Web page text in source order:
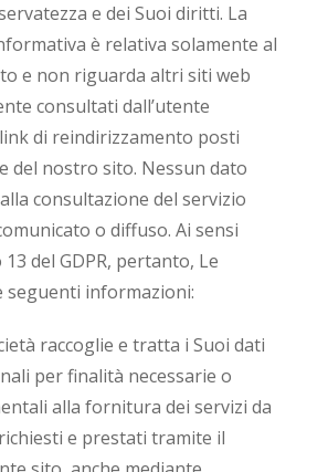
e dei Suoi diritti. La
è relativa solamente al
e non riguarda altri siti web
consultati dall’utente
di reindirizzamento posti
del nostro sito. Nessun dato
consultazione del servizio
o diffuso. Ai sensi
13 del GDPR, pertanto, Le
seguenti informazioni:
raccoglie e tratta i Suoi dati
per finalità necessarie o
alla fornitura dei servizi da
e prestati tramite il